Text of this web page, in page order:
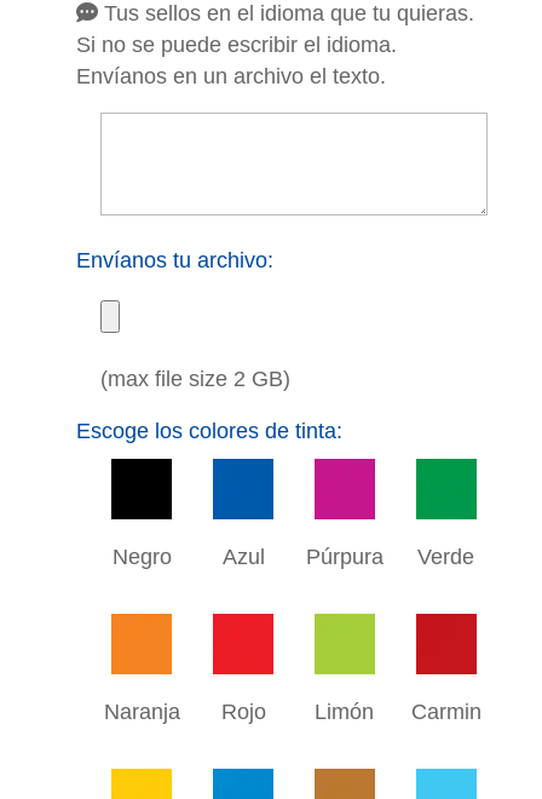
Tus sellos en el idioma que tu quieras.
Si no se puede escribir el idioma.
Envíanos en un archivo el texto.
Envíanos tu archivo:
(max file size 2 GB)
Escoge los colores de tinta:
Negro Azul Púrpura Verde
Naranja Rojo Limón Carmin